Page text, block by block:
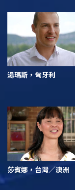
湯瑪斯，匈牙利
莎賓娜，台灣／澳洲